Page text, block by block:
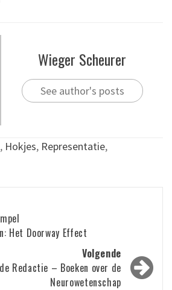
Wieger Scheurer
See author's posts
, Hokjes, Representatie,
Het Doorway Effect
Volgende
Redactie – Boeken over de
Neurowetenschap